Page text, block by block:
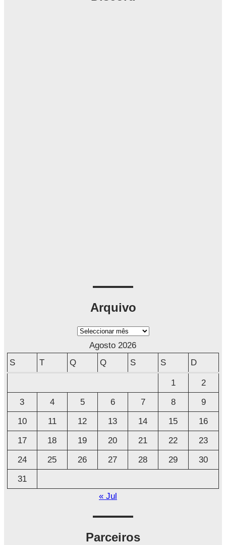
Arquivo
A
v
o
Agosto 2026
S
T Q Q S S D
1
2
3
4 5 6 7 8
9
10
11 12 13 14 15
16
17
18 19 20 21 22
23
24
25 26 27 28 29
30
31
« Jul
Parceiros